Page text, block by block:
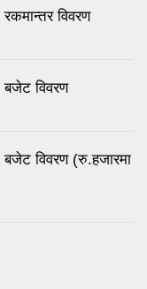
विवरण
विवरण
विवरण (रु.हजारमा